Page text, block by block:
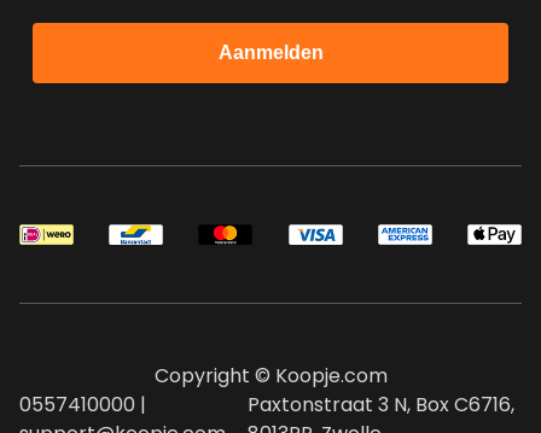
Aanmelden
Copyright © Koopje.com
0557410000 |
Paxtonstraat 3 N, Box C6716,